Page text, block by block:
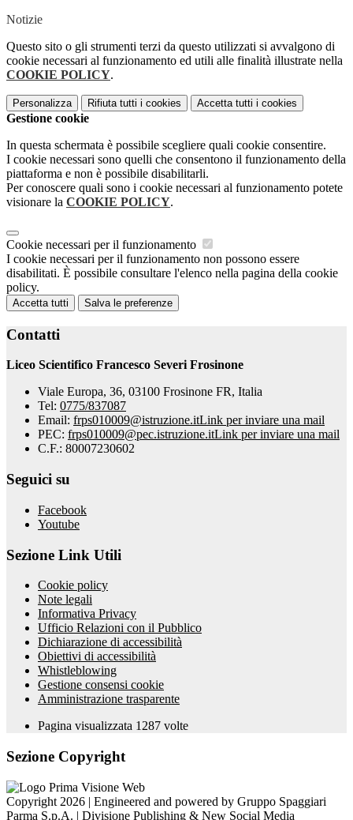
Notizie
Questo sito o gli strumenti terzi da questo utilizzati si avvalgono di
cookie necessari al funzionamento ed utili alle finalità illustrate nella
COOKIE POLICY.
Personalizza Rifiuta tutti i cookies Accetta tutti i cookies
Gestione cookie
In questa schermata è possibile scegliere quali cookie consentire.
I cookie necessari sono quelli che consentono il funzionamento della
piattaforma e non è possibile disabilitarli.
Per conoscere quali sono i cookie necessari al funzionamento potete
visionare la COOKIE POLICY.
Cookie necessari per il funzionamento
I cookie necessari per il funzionamento non possono essere
disabilitati. È possibile consultare l'elenco nella pagina della cookie
policy.
Accetta tutti Salva le preferenze
Contatti
Liceo Scientifico Francesco Severi Frosinone
Viale Europa, 36, 03100 Frosinone FR, Italia
Tel: 0775/837087
Email: frps010009@istruzione.itLink per inviare una mail
PEC: frps010009@pec.istruzione.itLink per inviare una mail
C.F.: 80007230602
Seguici su
Facebook
Youtube
Sezione Link Utili
Cookie policy
Note legali
Informativa Privacy
Ufficio Relazioni con il Pubblico
Dichiarazione di accessibilità
Obiettivi di accessibilità
Whistleblowing
Gestione consensi cookie
Amministrazione trasparente
Pagina visualizzata 1287 volte
Sezione Copyright
Copyright 2026 | Engineered and powered by Gruppo Spaggiari
Parma S.p.A. | Divisione Publishing & New Social Media